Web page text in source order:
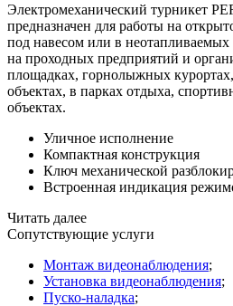
Электромеханический турникет
предназначен для работы на
под навесом или в
на проходных предприятий и
площадках, горнолыжных
объектах, в парках отдыха,
объектах.
Уличное исполнение
Компактная конструкция
Ключ механической
Встроенная индикация
Читать далее
Сопутствующие услуги
Монтаж видеонаблюдения;
Установка видеонаблюдения;
Пуско-наладка;